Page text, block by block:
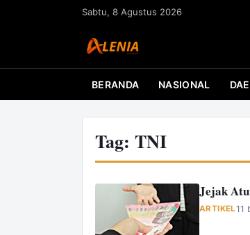
u
Sabtu, 8 Agustus 2026
BERANDA NASIONAL
Tag: TNI
Jejak
ARTIKEL11